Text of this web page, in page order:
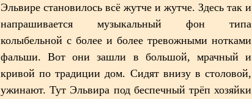
Эльвире становилось всё жутче и жутче. Здесь так и
напрашивается музыкальный фон типа
колыбельной с более и более тревожными нотками
фальши. Вот они зашли в большой, мрачный и
кривой по традиции дом. Сидят внизу в столовой,
ужинают. Тут Эльвира под беспечный трёп хозяйки